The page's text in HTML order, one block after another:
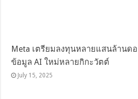
Meta เตรียมลงทุนหลายแสนล้านด
ข้อมูล AI ใหม่หลายกิกะวัตต์
July 15, 2025